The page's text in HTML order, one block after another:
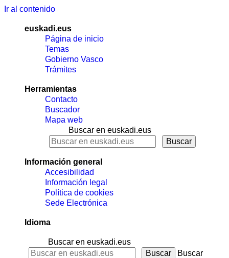
Ir al contenido
euskadi.eus
Página de inicio
Temas
Gobierno Vasco
Trámites
Herramientas
Contacto
Buscador
Mapa web
Buscar en euskadi.eus
Información general
Accesibilidad
Información legal
Política de cookies
Sede Electrónica
Idioma
Buscar en euskadi.eus
Buscar